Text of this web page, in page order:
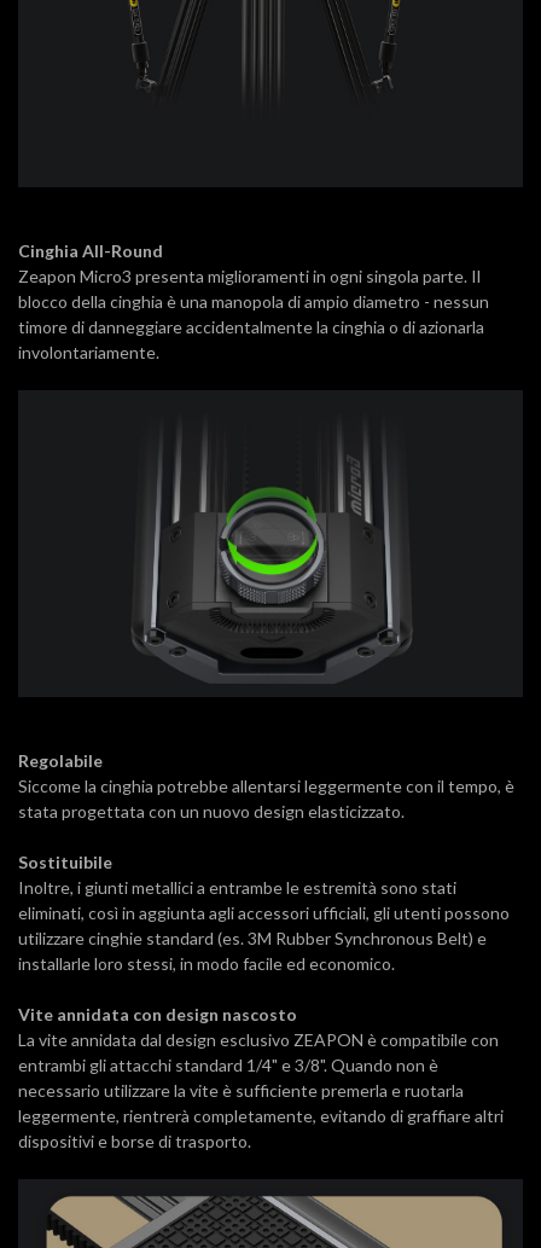
Cinghia All-Round
Zeapon Micro3 presenta miglioramenti in ogni singola parte. Il
blocco della cinghia è una manopola di ampio diametro - nessun
timore di danneggiare accidentalmente la cinghia o di azionarla
involontariamente.
Regolabile
Siccome la cinghia potrebbe allentarsi leggermente con il tempo, è
stata progettata con un nuovo design elasticizzato.
Sostituibile
Inoltre, i giunti metallici a entrambe le estremità sono stati
eliminati, così in aggiunta agli accessori ufficiali, gli utenti possono
utilizzare cinghie standard (es. 3M Rubber Synchronous Belt) e
installarle loro stessi, in modo facile ed economico.
Vite annidata con design nascosto
La vite annidata dal design esclusivo ZEAPON è compatibile con
entrambi gli attacchi standard 1/4" e 3/8". Quando non è
necessario utilizzare la vite è sufficiente premerla e ruotarla
leggermente, rientrerà completamente, evitando di graffiare altri
dispositivi e borse di trasporto.